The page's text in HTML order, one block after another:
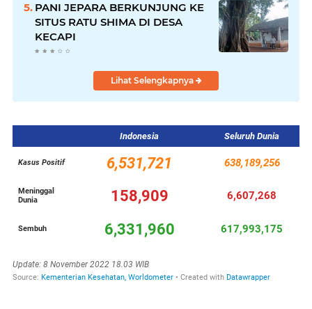
PANI JEPARA BERKUNJUNG KE
SITUS RATU SHIMA DI DESA
KECAPI
Lihat Selengkapnya